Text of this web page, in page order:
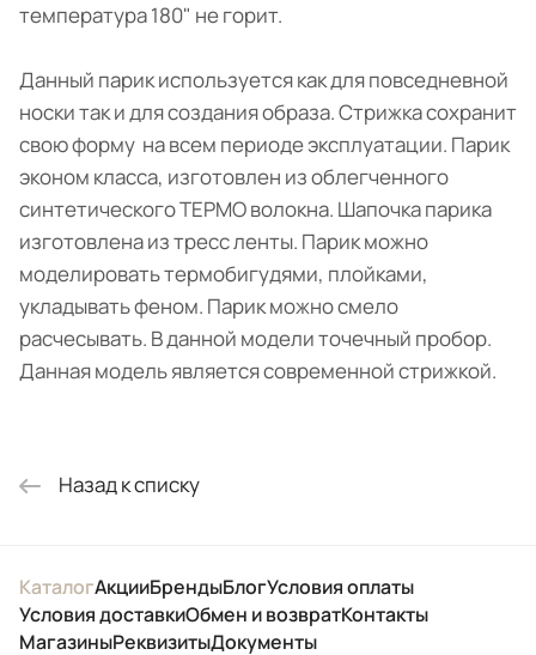
температура 180" не горит.
Данный парик используется как для повседневной
носки так и для создания образа. Стрижка сохранит
свою форму на всем периоде эксплуатации. Парик
эконом класса, изготовлен из облегченного
синтетического ТЕРМО волокна. Шапочка парика
изготовлена из тресс ленты. Парик можно
моделировать термобигудями, плойками,
укладывать феном. Парик можно смело
расчесывать. В данной модели точечный пробор.
Данная модель является современной стрижкой.
Назад к списку
КаталогАкцииБрендыБлогУсловия оплаты
Условия доставкиОбмен и возвратКонтакты
МагазиныРеквизитыДокументы